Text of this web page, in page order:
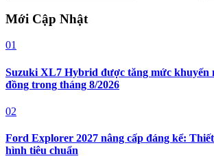
Mới Cập Nhật
01
Suzuki XL7 Hybrid được tăng mức khuyến
đồng trong tháng 8/2026
02
Ford Explorer 2027 nâng cấp đáng kể:
hình tiêu chuẩn